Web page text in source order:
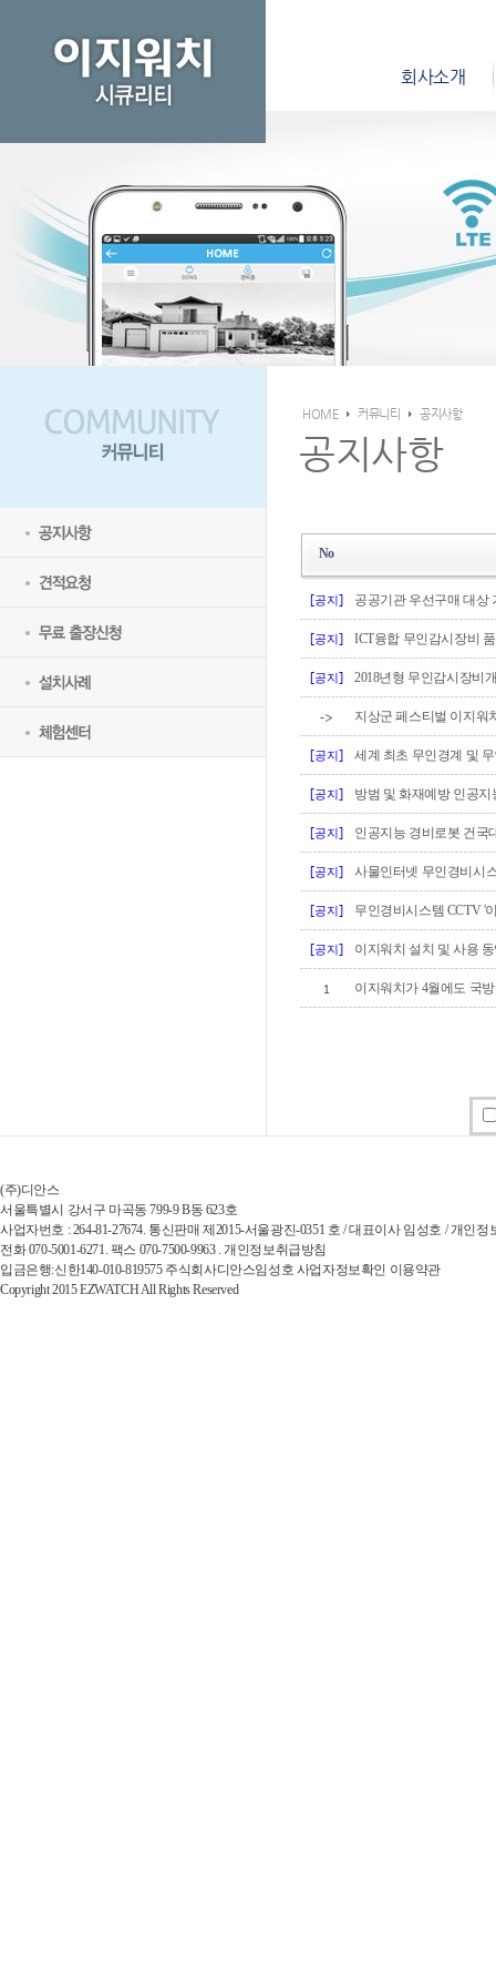
회사소개
HOME 커뮤니티 공지사항
공지사항
No
[공지] 공공기관 우선구매 대상
[공지] ICT융합 무인감시장비
[공지] 2018년형 무인감시장비
-> 지상군 페스티벌 이지워
[공지] 세계 최초 무인경계 및
[공지] 방범 및 화재예방 인공지
[공지] 인공지능 경비로봇 건국
[공지] 사물인터넷 무인경비시
[공지] 무인경비시스템 CCTV '
[공지] 이지워치 설치 및 사용
1 이지워치가 4월에도 국
(주)디안스
서울특별시 강서구 마곡동 799-9 B동 623호
사업자번호 : 264-81-27674. 통신판매 제2015-서울광진-0351 호 / 대표이사 임성호 / 개인
전화 070-5001-6271. 팩스 070-7500-9963 . 개인정보취급방침
입금은행:신한140-010-819575 주식회사디안스임성호 사업자정보확인 이용약관
Copyright 2015 EZWATCH All Rights Reserved